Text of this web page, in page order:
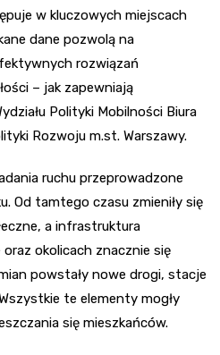
w kluczowych miejscach
dane pozwolą na
rozwiązań
– jak zapewniają
Polityki Mobilności Biura
Rozwoju m.st. Warszawy.
ruchu przeprowadzone
Od tamtego czasu zmieniły się
a infrastruktura
okolicach znacznie się
powstały nowe drogi, stacje
te elementy mogły
się mieszkańców.